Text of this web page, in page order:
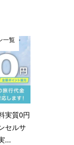
一覧
実質0円
セルサ
...